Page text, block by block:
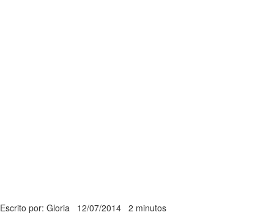
Escrito por: Gloria 12/07/2014 2 minutos